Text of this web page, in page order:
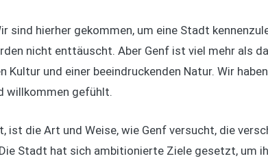
sind hierher gekommen, um eine Stadt
nicht enttäuscht. Aber Genf ist viel mehr als
Kultur und einer beeindruckenden Natur. Wir
willkommen gefühlt.
ist die Art und Weise, wie Genf versucht, die
Stadt hat sich ambitionierte Ziele gesetzt, um